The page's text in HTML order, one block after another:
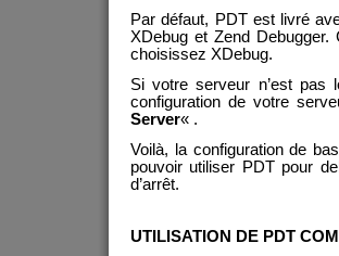
Par défaut, PDT est livré
XDebug et Zend Debugger.
choisissez XDebug.
Si votre serveur n’est pas
configuration de votre
Server« .
Voilà, la configuration de
pouvoir utiliser PDT pour
d’arrêt.
UTILISATION DE PDT